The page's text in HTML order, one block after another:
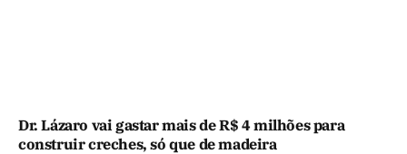
Dr. Lázaro vai gastar mais de R$ 4 milhões para
construir creches, só que de madeira